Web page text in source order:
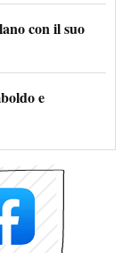
con il suo
e